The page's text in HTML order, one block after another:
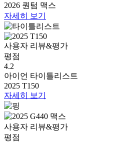
2026 퀀텀 맥스
자세히 보기
사용자 리뷰&평가
평점
4.2
아이언 타이틀리스트
2025 T150
자세히 보기
사용자 리뷰&평가
평점